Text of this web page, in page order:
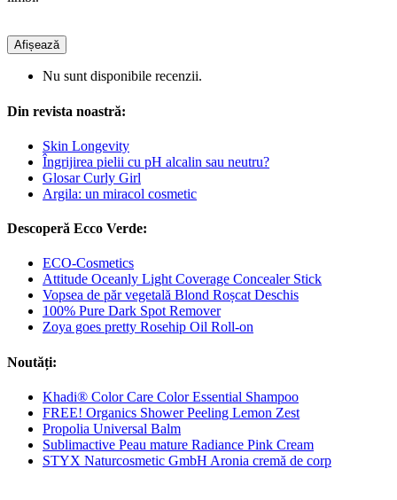
Afișează
Nu sunt disponibile recenzii.
Din revista noastră:
Skin Longevity
Îngrijirea pielii cu pH alcalin sau neutru?
Glosar Curly Girl
Argila: un miracol cosmetic
Descoperă Ecco Verde:
ECO-Cosmetics
Attitude Oceanly Light Coverage Concealer Stick
Vopsea de păr vegetală Blond Roșcat Deschis
100% Pure Dark Spot Remover
Zoya goes pretty Rosehip Oil Roll-on
Noutăți:
Khadi® Color Care Color Essential Shampoo
FREE! Organics Shower Peeling Lemon Zest
Propolia Universal Balm
Sublimactive Peau mature Radiance Pink Cream
STYX Naturcosmetic GmbH Aronia cremă de corp